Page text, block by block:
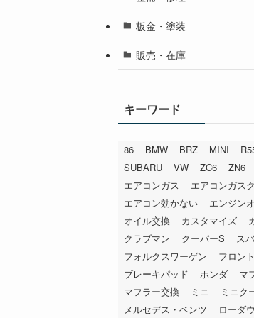
板金・塗装
販売・在庫
キーワード
86 BMW BRZ MINI
SUBARU
VW ZC6 ZN6
エアコンガス
エアコンガス
エアコン効かない
エンジン
オイル交換
カスタマイズ
クラブマン
クーパーS ス
フォルクスワーゲン
フロン
ブレーキパッド
ホンダ
マ
マフラー交換
ミニ
ミニク
メルセデス・ベンツ
ローダ